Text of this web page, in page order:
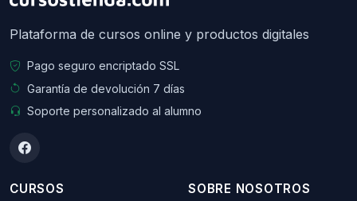
Plataforma de cursos online y productos digitales
Pago seguro encriptado SSL
Garantía de devolución 7 días
Soporte personalizado al alumno
CURSOS SOBRE NOSOTROS